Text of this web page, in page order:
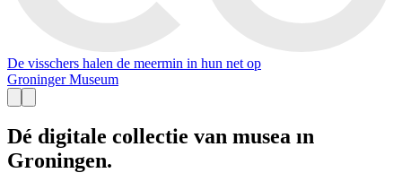
De visschers halen de meermin in hun net op
Groninger Museum
Dé digitale collectie van musea in
Groningen.